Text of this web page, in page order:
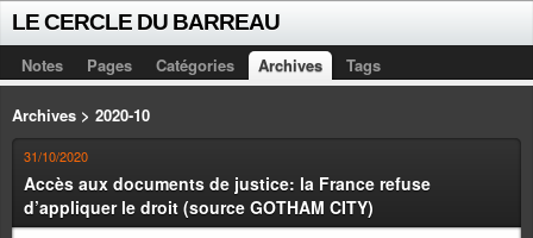
LE CERCLE DU BARREAU
Notes Pages Catégories Archives Tags
Archives > 2020-10
31/10/2020
Accès aux documents de justice: la France refuse
d’appliquer le droit (source GOTHAM CITY)